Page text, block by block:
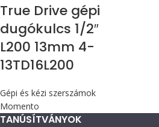
True Drive gépi
dugókulcs 1/2″
L200 13mm 4-
13TD16L200
Gépi és kézi szerszámok
Momento
TANÚSÍTVÁNYOK